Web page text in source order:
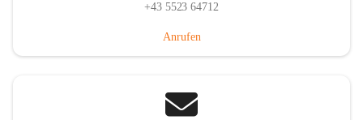
+43 5523 64712
Anrufen